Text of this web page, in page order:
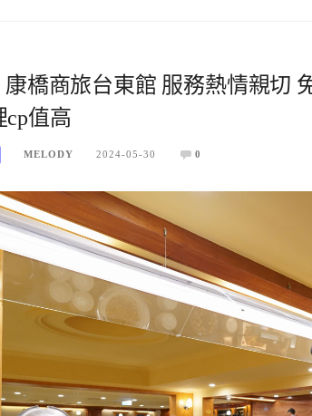
橋商旅台東館 服務熱情親切
cp值高
MELODY 2024-05-30 0